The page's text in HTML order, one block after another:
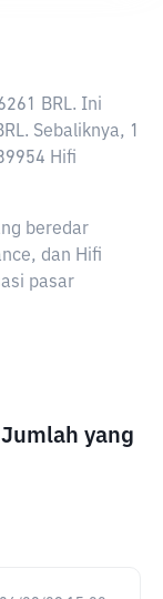
BRL. Ini
Sebaliknya, 1
Hifi
beredar
dan Hifi
pasar
yang